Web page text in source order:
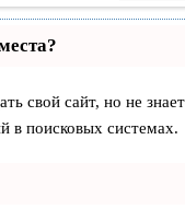
свой сайт, но не
в поисковых системах.